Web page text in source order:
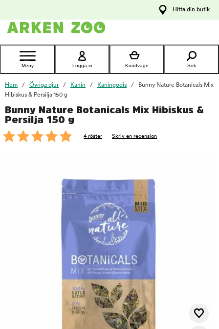
Kontakta
Hitta din butik
Meny Logga in Kundvagn Sök
Hem Övriga djur Kanin Kaningodis
Bunny Nature Botanicals Mix
Hibiskus & Persilja 150 g
Bunny Nature Botanicals Mix Hibiskus &
Persilja 150 g
4 röster Skriv en recension
foo